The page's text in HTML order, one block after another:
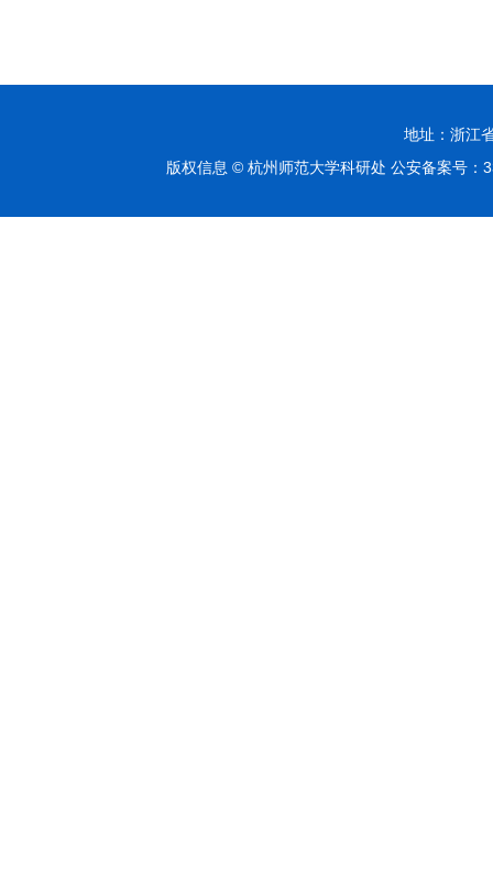
地址：浙江
版权信息 © 杭州师范大学科研处 公安备案号